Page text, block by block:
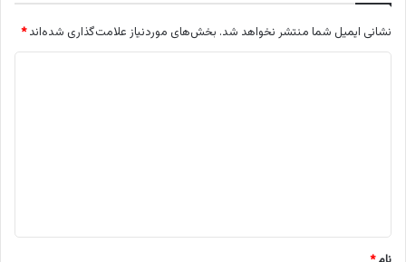
نشانی ایمیل شما منتشر نخواهد شد. بخش‌های موردنیاز علامت‌گذاری شده‌اند*